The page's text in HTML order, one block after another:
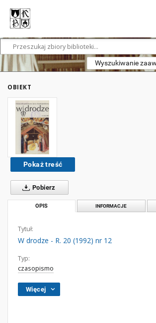
Wyszukiwanie
OBIEKT
Pokaż treść
Pobierz
OPIS INFORMACJE
Tytuł:
W drodze - R. 20 (1992) nr 12
Typ:
czasopismo
Więcej